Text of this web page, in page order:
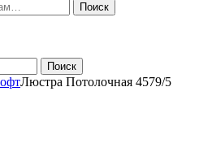
Поиск
Поиск
Люстра Потолочная 4579/5